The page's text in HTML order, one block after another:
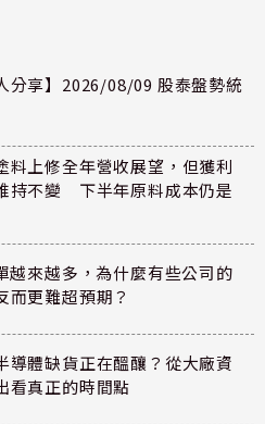
分享】2026/08/09 股泰盤勢統
料上修全年營收展望，但獲利
持不變 下半年原料成本仍是
越來越多，為什麼有些公司的
而更難超預期？
導體缺貨正在醞釀？從大廠資
看真正的時間點